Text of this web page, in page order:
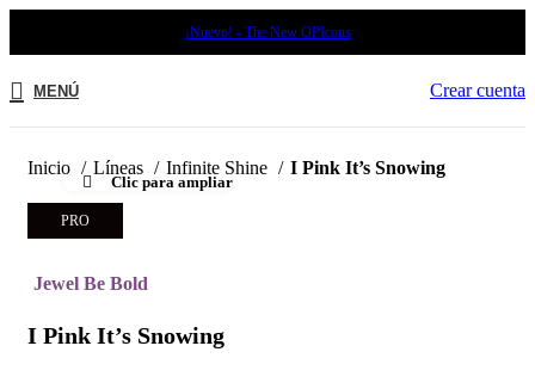
¡Nuevo! - The New OPIcons
MENÚ Crear cuenta
Inicio Líneas Infinite Shine I Pink It’s Snowing
Clic para ampliar
PRO
Jewel Be Bold
I Pink It’s Snowing